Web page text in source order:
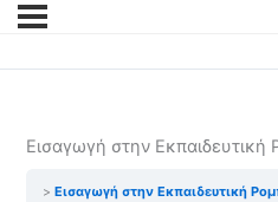
Εισαγωγή στην Εκπαιδευτική
Εισαγωγή στην Εκπαιδευτική